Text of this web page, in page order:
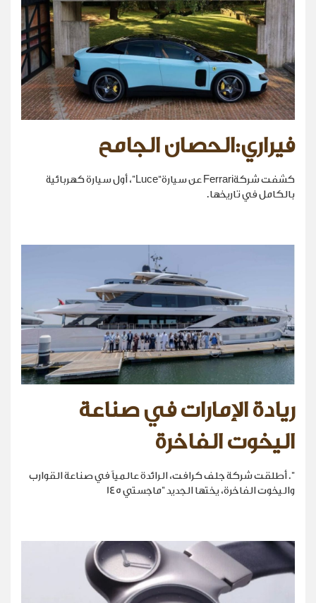
فيراري:الحصان الجامح
كشفت شركةFerrari عن سيارة“Luce”، أول سيارة كهربائية
بالكامل في تاريخها.
ريادة الإمارات في صناعة
اليخوت الفاخرة
". أطلقت شركة جلف كرافت، الرائدة عالمياً في صناعة القوارب
واليخوت الفاخرة، يختها الجديد "ماجستي 145